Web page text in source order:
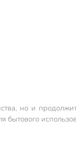
но и
бытового